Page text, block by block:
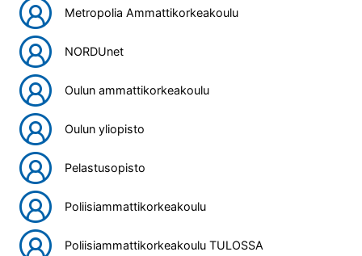
Metropolia Ammattikorkeakoulu
NORDUnet
Oulun ammattikorkeakoulu
Oulun yliopisto
Pelastusopisto
Poliisiammattikorkeakoulu
Poliisiammattikorkeakoulu TULOSSA